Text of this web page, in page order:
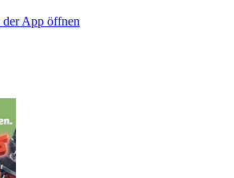
der App öffnen